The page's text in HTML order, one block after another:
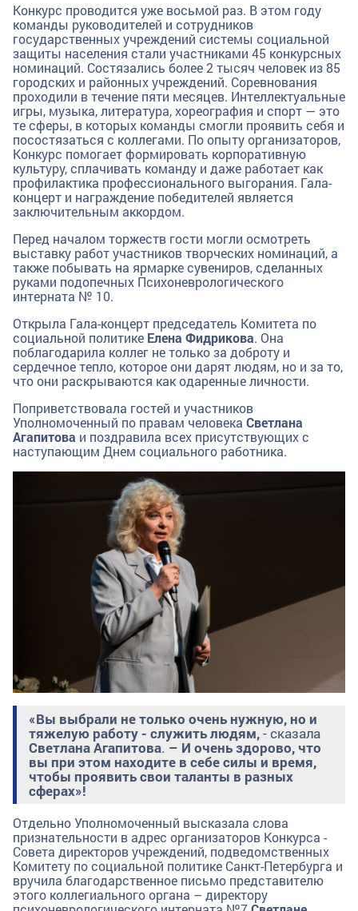
Конкурс проводится уже восьмой раз. В этом году
команды руководителей и сотрудников
государственных учреждений системы социальной
защиты населения стали участниками 45 конкурсных
номинаций. Состязались более 2 тысяч человек из 85
городских и районных учреждений. Соревнования
проходили в течение пяти месяцев. Интеллектуальные
игры, музыка, литература, хореография и спорт — это
те сферы, в которых команды смогли проявить себя и
посостязаться с коллегами. По опыту организаторов,
Конкурс помогает формировать корпоративную
культуру, сплачивать команду и даже работает как
профилактика профессионального выгорания. Гала-
концерт и награждение победителей является
заключительным аккордом.
Перед началом торжеств гости могли осмотреть
выставку работ участников творческих номинаций, а
также побывать на ярмарке сувениров, сделанных
руками подопечных Психоневрологического
интерната № 10.
Открыла Гала-концерт председатель Комитета по
социальной политике Елена Фидрикова. Она
поблагодарила коллег не только за доброту и
сердечное тепло, которое они дарят людям, но и за то,
что они раскрываются как одаренные личности.
Поприветствовала гостей и участников
Уполномоченный по правам человека Светлана
Агапитова и поздравила всех присутствующих с
наступающим Днем социального работника.
«Вы выбрали не только очень нужную, но и
тяжелую работу - служить людям,- сказала
Светлана Агапитова.– И очень здорово, что
вы при этом находите в себе силы и время,
чтобы проявить свои таланты в разных
сферах»!
Отдельно Уполномоченный высказала слова
признательности в адрес организаторов Конкурса -
Совета директоров учреждений, подведомственных
Комитету по социальной политике Санкт-Петербурга и
вручила благодарственное письмо представителю
этого коллегиального органа – директору